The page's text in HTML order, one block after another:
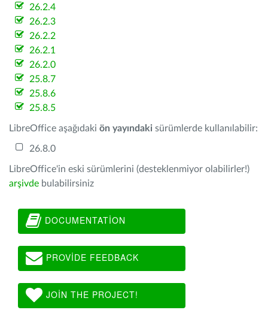
26.2.4
26.2.3
26.2.2
26.2.1
26.2.0
25.8.7
25.8.6
25.8.5
LibreOffice aşağıdaki ön yayındaki sürümlerde kullanılabilir:
26.8.0
LibreOffice'in eski sürümlerini (desteklenmiyor olabilirler!)
arşivde bulabilirsiniz
DOCUMENTATION
PROVIDE FEEDBACK
JOIN THE PROJECT!